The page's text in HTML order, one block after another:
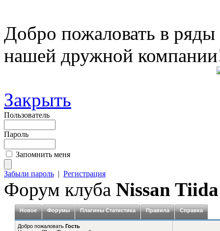
Добро пожаловать в ряды
нашей дружной
Закрыть
Пользователь
Пароль
Запомнить меня
Забыли пароль | Регистрация
Форум клуба Nissan Tiida
Новое Форумы Плагины Статистика Правила Справка
Добро пожаловать Гость